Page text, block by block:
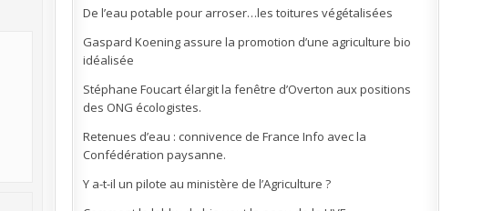
De l’eau potable pour arroser…les toitures végétalisées
Gaspard Koening assure la promotion d’une agriculture bio
idéalisée
Stéphane Foucart élargit la fenêtre d’Overton aux positions
des ONG écologistes.
Retenues d’eau : connivence de France Info avec la
Confédération paysanne.
Y a-t-il un pilote au ministère de l’Agriculture ?